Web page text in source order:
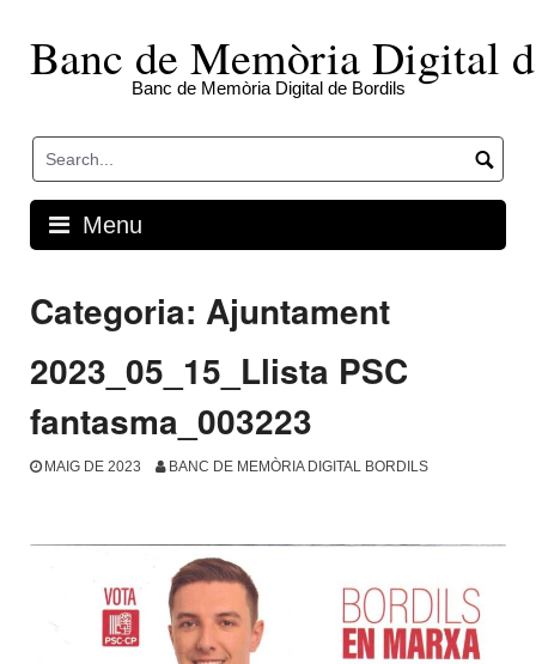
contentBanc de Memòria Digital
Banc de Memòria Digital de Bordils
Menu
Categoria: Ajuntament
2023_05_15_Llista PSC
fantasma_003223
MAIG DE 2023 BANC DE MEMÒRIA DIGITAL BORDILS